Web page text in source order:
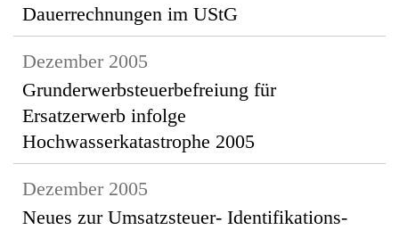
Dauerrechnungen im UStG
Dezember 2005
Grunderwerbsteuerbefreiung für
Ersatzerwerb infolge
Hochwasserkatastrophe 2005
Dezember 2005
Neues zur Umsatzsteuer- Identifikations-